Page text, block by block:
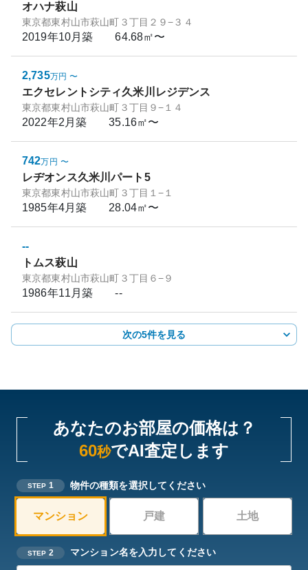
オハナ萩山
東京都東村山市萩山町３丁目２９−３４
2019年10月築 64.68㎡〜
2,735万円 〜
エクセレントシティ久米川レジデンス
東京都東村山市萩山町３丁目９−１４
2022年2月築 35.16㎡〜
742万円 〜
レヂオンス久米川パート5
東京都東村山市萩山町３丁目１−１
1985年4月築 28.04㎡〜
--
トムス萩山
東京都東村山市萩山町３丁目６−９
1986年11月築 --
次の5件を見る
あなたのお部屋の価格は？
60秒でAI査定します
STEP 1 物件の種類を選択してください
マンション 戸建 土地
STEP 2 マンション名を入力してください